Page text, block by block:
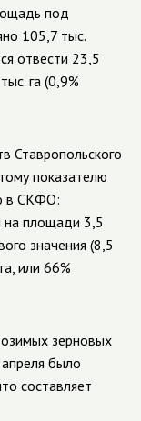
под
105,7 тыс.
отвести 23,5
га (0,9%
Ставропольского
показателю
в СКФО:
на площади 3,5
значения (8,5
или 66%
зерновых
было
составляет